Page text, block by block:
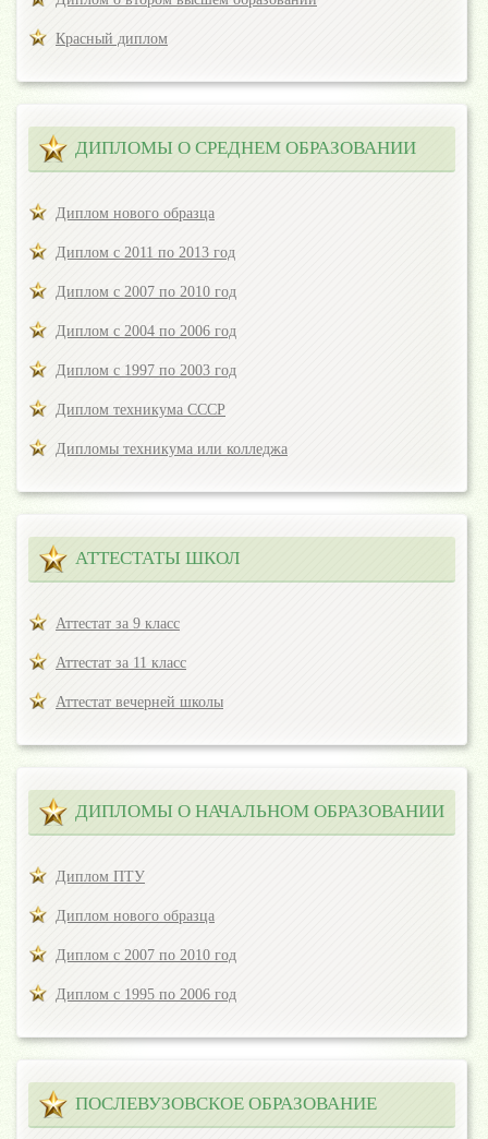
Красный диплом
ДИПЛОМЫ О СРЕДНЕМ ОБРАЗОВАНИИ
Диплом нового образца
Диплом с 2011 по 2013 год
Диплом с 2007 по 2010 год
Диплом с 2004 по 2006 год
Диплом с 1997 по 2003 год
Диплом техникума СССР
Дипломы техникума или колледжа
АТТЕСТАТЫ ШКОЛ
Аттестат за 9 класс
Аттестат за 11 класс
Аттестат вечерней школы
ДИПЛОМЫ О НАЧАЛЬНОМ ОБРАЗОВАНИИ
Диплом ПТУ
Диплом нового образца
Диплом с 2007 по 2010 год
Диплом с 1995 по 2006 год
ПОСЛЕВУЗОВСКОЕ ОБРАЗОВАНИЕ